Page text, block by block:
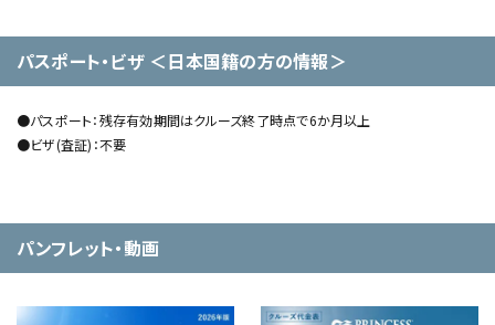
パスポート・ビザ ＜日本国籍の方の情報＞
●パスポート：残存有効期間はクルーズ終了時点で6か月以上
●ビザ(査証)：不要
パンフレット・動画